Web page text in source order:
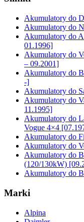
Akumulatory do
Akumulatory do
Akumulatory do
01.1996]
Akumulatory do
– 09.2001]
Akumulatory do
-]
Akumulatory do
Akumulatory do
11.1995]
Akumulatory do
Vogue 4×4
Akumulatory do
Akumulatory do
Akumulatory do
(120/130kW)
Akumulatory do
Marki
Alpina